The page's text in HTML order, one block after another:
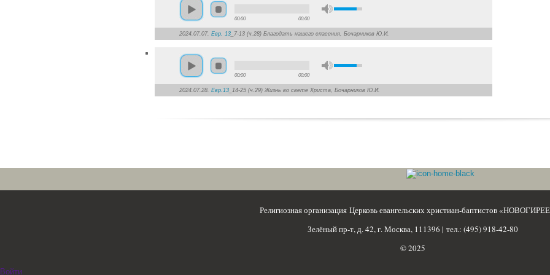
00:00 00:00
2024.07.07. Евр. 13 _7-13 (ч.28) Благодать нашего спасения, Бочарников Ю.И.
00:00 00:00
2024.07.28. Евр.13 _14-25 (ч.29) Жизнь во свете Христа, Бочарников Ю.И.
Религиозная организация Церковь евангельских христиан-баптистов
Зелёный пр-т, д. 42, г. Москва, 111396 | тел.: (495) 918-42-80
© 2025
Войти